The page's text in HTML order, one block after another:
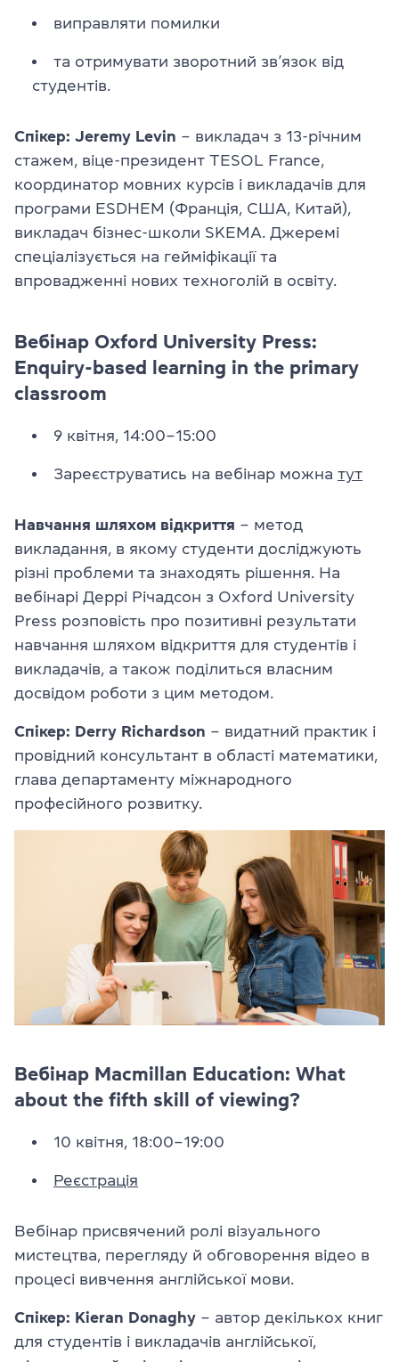
виправляти помилки
та отримувати зворотний зв’язок від
студентів.
Спікер: Jeremy Levin – викладач з 13-річним
стажем, віце-президент TESOL France,
координатор мовних курсів і викладачів для
програми ESDHEM (Франція, США, Китай),
викладач бізнес-школи SKEMA. Джеремі
спеціалізується на гейміфікації та
впровадженні нових техноголій в освіту.
Вебінар Oxford University Press:
Enquiry-based learning in the primary
classroom
9 квітня, 14:00–15:00
Зареєструватись на вебінар можна тут
Навчання шляхом відкриття – метод
викладання, в якому студенти досліджують
різні проблеми та знаходять рішення. На
вебінарі Деррі Річадсон з Oxford University
Press розповість про позитивні результати
навчання шляхом відкриття для студентів і
викладачів, а також поділиться власним
досвідом роботи з цим методом.
Спікер: Derry Richardson – видатний практик і
провідний консультант в області математики,
глава департаменту міжнародного
професійного розвитку.
Вебінар Macmillan Education: What
about the fifth skill of viewing?
10 квітня, 18:00–19:00
Реєстрація
Вебінар присвячений ролі візуального
мистецтва, перегляду й обговорення відео в
процесі вивчення англійської мови.
Спікер: Kieran Donaghy – автор декількох книг
для студентів і викладачів англійської,